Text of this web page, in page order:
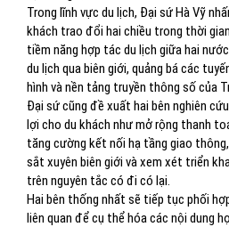
Trong lĩnh vực du lịch, Đại sứ Hà Vỹ
khách trao đổi hai chiều trong thời
tiềm năng hợp tác du lịch giữa hai
du lịch qua biên giới, quảng bá các
hình và nền tảng truyền thông số của
Đại sứ cũng đề xuất hai bên nghiên
lợi cho du khách như mở rộng thanh
tăng cường kết nối hạ tầng giao
sắt xuyên biên giới và xem xét triển
trên nguyên tắc có đi có lại.
Hai bên thống nhất sẽ tiếp tục phối
liên quan để cụ thể hóa các nội dung